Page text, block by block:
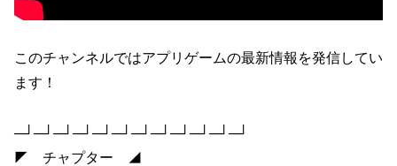
このチャンネルではアプリゲームの最新情報を発信してい
ます！
─┘─┘─┘─┘─┘─┘─┘─┘─┘─┘─┘─┘
◤ チャプター ◢